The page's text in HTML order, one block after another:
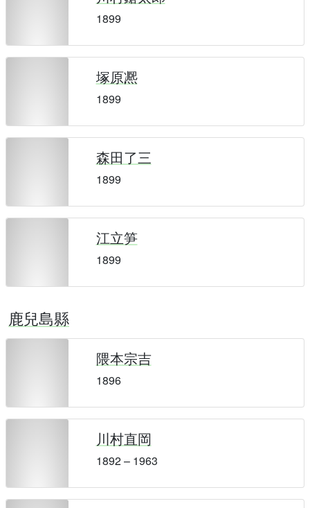
1899
塚原凞
1899
森田了三
1899
江立笋
1899
鹿兒島縣
隈本宗吉
1896
川村直岡
1892 – 1963